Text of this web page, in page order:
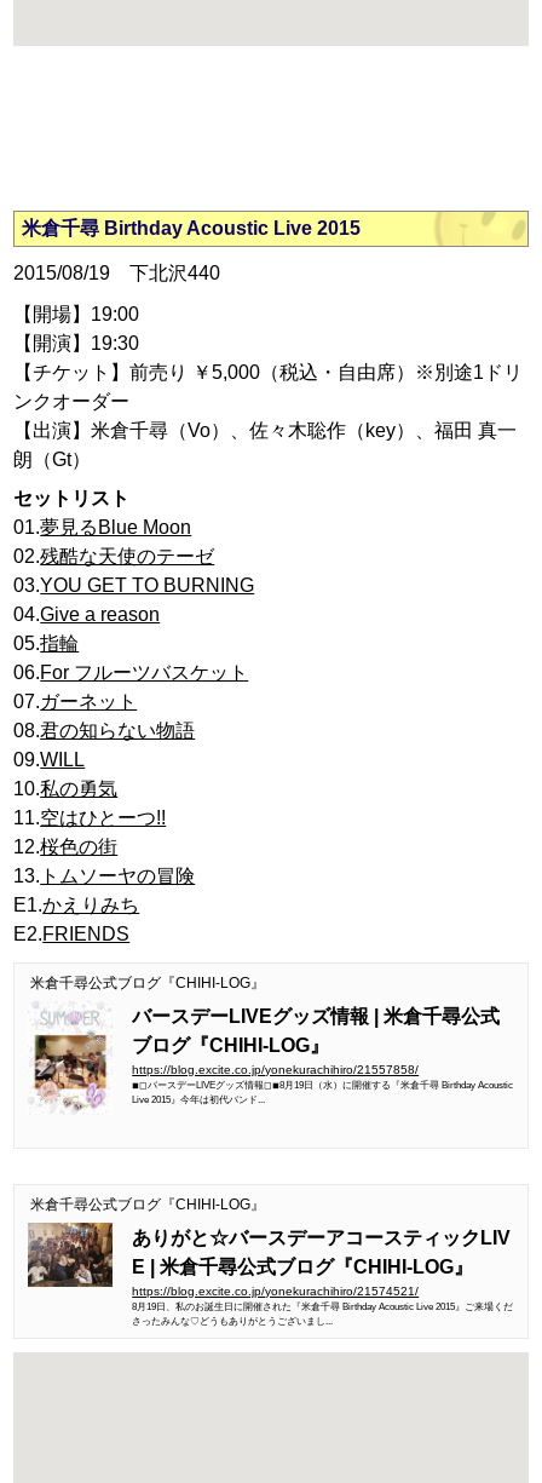
米倉千尋 Birthday Acoustic Live 2015
2015/08/19 下北沢440
【開場】19:00
【開演】19:30
【チケット】前売り ￥5,000（税込・自由席）※別途1ドリ
ンクオーダー
【出演】米倉千尋（Vo）、佐々木聡作（key）、福田 真一
朗（Gt）
セットリスト
01.夢見るBlue Moon
02.残酷な天使のテーゼ
03.YOU GET TO BURNING
04.Give a reason
05.指輪
06.For フルーツバスケット
07.ガーネット
08.君の知らない物語
09.WILL
10.私の勇気
11.空はひとーつ!!
12.桜色の街
13. トムソーヤの冒険
E1.かえりみち
E2.FRIENDS
米倉千尋公式ブログ『CHIHI-LOG』
バースデーLIVEグッズ情報 | 米倉千尋公式
ブログ『CHIHI-LOG』
https://blog.excite.co.jp/yonekurachihiro/21557858/
◾︎◻︎バースデーLIVEグッズ情報◻︎◾︎8月19日（水）に開催する『米倉千尋 Birthday Acoustic
Live 2015』今年は初代バンド...
米倉千尋公式ブログ『CHIHI-LOG』
ありがと☆バースデーアコースティックLIV
E | 米倉千尋公式ブログ『CHIHI-LOG』
https://blog.excite.co.jp/yonekurachihiro/21574521/
8月19日、私のお誕生日に開催された『米倉千尋 Birthday Acoustic Live 2015』ご来場くだ
さったみんな♡どうもありがとうございまし...